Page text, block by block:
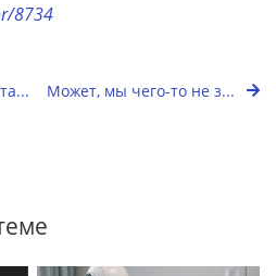
8734
Может, мы чего-то не з...